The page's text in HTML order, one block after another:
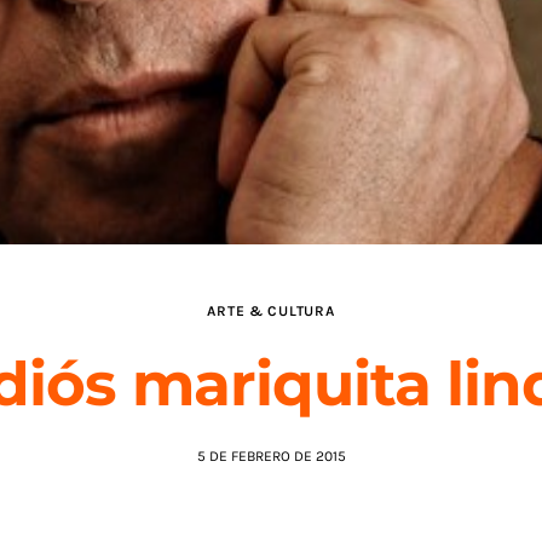
ARTE & CULTURA
mariquita
5 DE FEBRERO DE 2015